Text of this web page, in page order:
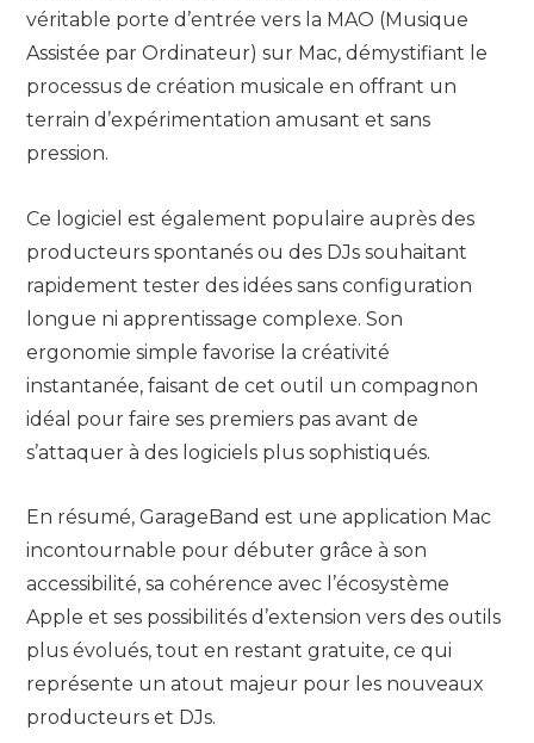
véritable porte d’entrée vers la MAO (Musique
Assistée par Ordinateur) sur Mac, démystifiant le
processus de création musicale en offrant un
terrain d’expérimentation amusant et sans
pression.
Ce logiciel est également populaire auprès des
producteurs spontanés ou des DJs souhaitant
rapidement tester des idées sans configuration
longue ni apprentissage complexe. Son
ergonomie simple favorise la créativité
instantanée, faisant de cet outil un compagnon
idéal pour faire ses premiers pas avant de
s’attaquer à des logiciels plus sophistiqués.
En résumé, GarageBand est une application Mac
incontournable pour débuter grâce à son
accessibilité, sa cohérence avec l’écosystème
Apple et ses possibilités d’extension vers des outils
plus évolués, tout en restant gratuite, ce qui
représente un atout majeur pour les nouveaux
producteurs et DJs.